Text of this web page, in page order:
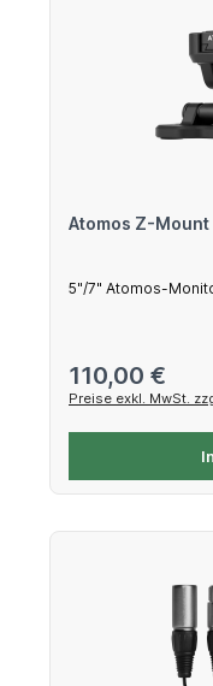
Atomos Z-Mount
5"/7" Atomos-
Regulärer Preis:
110,00 €
Preise exkl. MwSt.